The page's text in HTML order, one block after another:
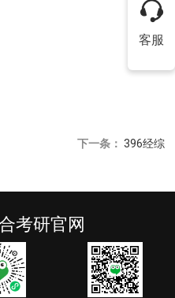
下一条： 396经综
考研官网